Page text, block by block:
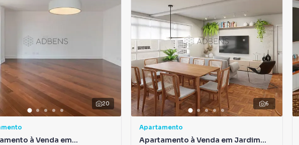
20
à Venda em
6
Apartamento
Apartamento à Venda em Jardim